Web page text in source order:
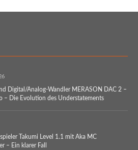
Digital/Analog-Wandler MERASON DAC 2 –
– Die Evolution des Understatements
Takumi Level 1.1 mit Aka MC
– Ein klarer Fall